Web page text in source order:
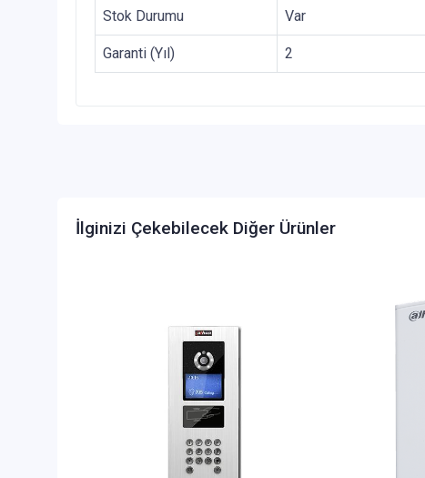
Stok Durumu Var
Garanti (Yıl) 2
İlginizi Çekebilecek Diğer Ürünler